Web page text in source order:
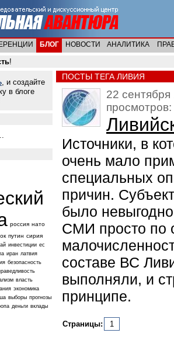
БЛОГ НОВОСТИ АНАЛИТИКА
!
ПОСТЫ ТЕГА ЛИВИЯ
22
Источники, в
очень мало
специальных
причин.
было
СМИ просто по
составе ВС
выполняли, и
принципе.
Страницы: 1
, и создайте
в блоге
россия нато
путин сирия
инвестиции ес
иран латвия
безопасность
власть
экономика
выборы прогнозы
деньги вклады